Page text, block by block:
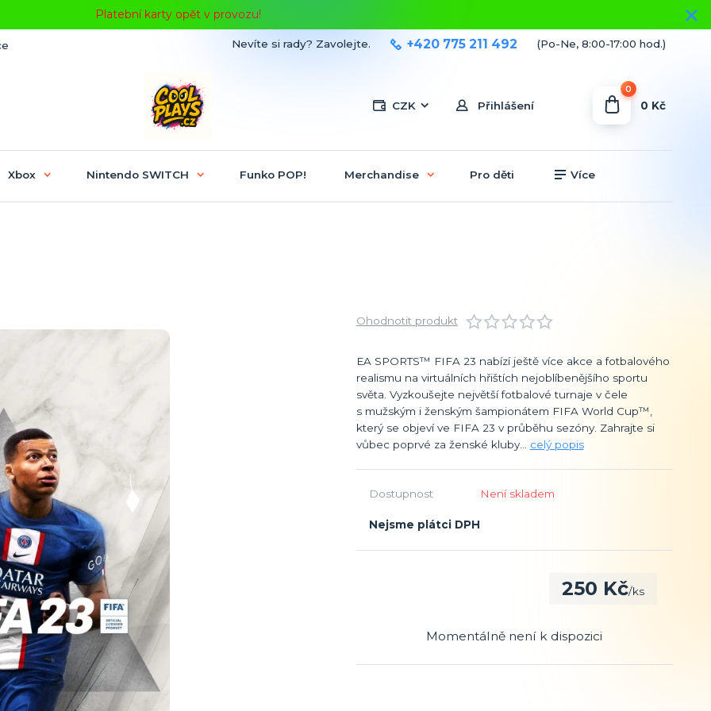
Platební karty opět v provozu!
CZK Přihlášení
Nevíte si rady? Zavolejte. +420 775 211 492 (Po-Ne, 8:00-17:00 hod.)
0
0 Kč
Xbox Nintendo SWITCH Funko POP! Merchandise Pro děti Více
Ohodnotit produkt
EA SPORTS™ FIFA 23 nabízí ještě více akce a fotbalového
realismu na virtuálních hřištích nejoblíbenějšího sportu
světa. Vyzkoušejte největší fotbalové turnaje v čele
s mužským i ženským šampionátem FIFA World Cup™,
který se objeví ve FIFA 23 v průběhu sezóny. Zahrajte si
vůbec poprvé za ženské kluby... celý popis
Dostupnost Není skladem
Nejsme plátci DPH
250 Kč/ks
Momentálně není k dispozici